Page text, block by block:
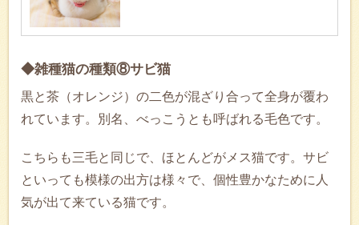
◆雑種猫の種類⑧サビ猫
黒と茶（オレンジ）の二色が混ざり合って全身が覆わ
れています。別名、べっこうとも呼ばれる毛色です。
こちらも三毛と同じで、ほとんどがメス猫です。サビ
といっても模様の出方は様々で、個性豊かなために人
気が出て来ている猫です。